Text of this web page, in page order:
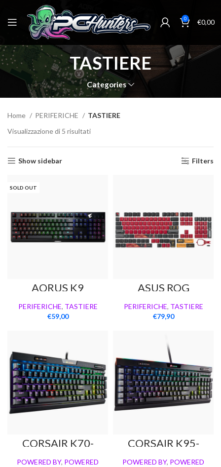
0 €0,00
TASTIERE
Categories
Home PERIFERICHE
TASTIERE
Visualizzazione di 5 risultati
Show sidebar Filters
SOLD OUT
AORUS K9
PERIFERICHE, TASTIERE
€59,00
ASUS ROG
KEYCAP RX
SWITCHES EVA-
02 Edition
PERIFERICHE, TASTIERE
€79,90
CORSAIR K70-
MK2
POWERED BY, POWERED
CORSAIR K95-
Platinum
POWERED BY, POWERED